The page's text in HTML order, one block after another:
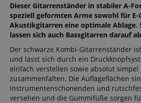
Dieser Gitarrenständer in stabiler A-
speziell geformten Arme sowohl für
Akustikgitarren eine optimale Ablage.
lassen sich auch Bassgitarren darauf
Der schwarze Kombi-Gitarrenständer
und lässt sich durch ein
einfach verstellen sowie absolut
zusammenfalten. Die Auflageflächen
instrumentenschonenden und
versehen und die Gummifüße sorgen